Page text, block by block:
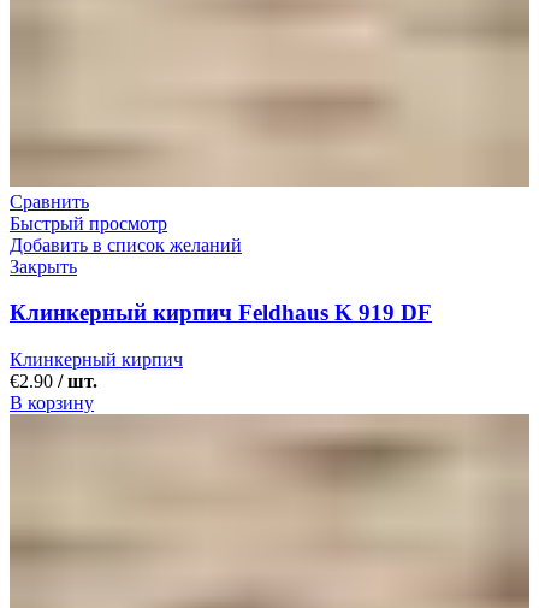
Сравнить
Быстрый просмотр
Добавить в список желаний
Закрыть
Клинкерный кирпич Feldhaus K 919 DF
Клинкерный кирпич
€2.90 / шт.
В корзину